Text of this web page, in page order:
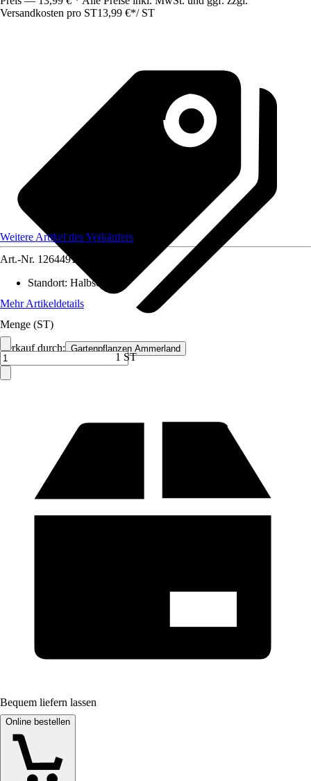
Versandkosten pro ST13,99 €*/ ST
Verkauf durch: Gartenpflanzen Ammerland
Weitere Artikel des Verkäufers
Art.-Nr. 12644910
Standort: Halbschatten
Mehr Artikeldetails
Menge (ST)
1 ST
Bequem liefern lassen
Online bestellen